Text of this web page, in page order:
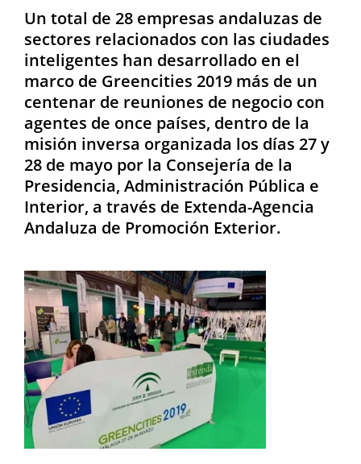
Un total de 28 empresas andaluzas de
sectores relacionados con las ciudades
inteligentes han desarrollado en el
marco de Greencities 2019 más de un
centenar de reuniones de negocio con
agentes de once países, dentro de la
misión inversa organizada los días 27 y
28 de mayo por la Consejería de la
Presidencia, Administración Pública e
Interior, a través de Extenda-Agencia
Andaluza de Promoción Exterior.